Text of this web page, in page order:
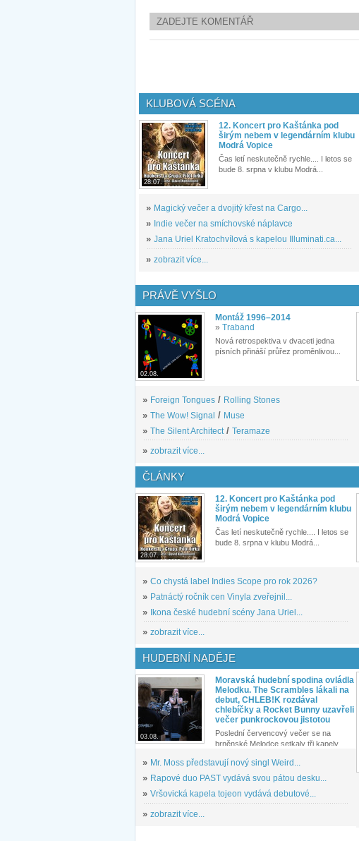
ZADEJTE KOMENTÁŘ
KLUBOVÁ SCÉNA
28.07.
12. Koncert pro Kaštánka pod
širým nebem v legendárním klubu
Modrá Vopice
Čas letí neskutečně rychle.... I letos se
bude 8. srpna v klubu Modrá...
» Magický večer a dvojitý křest na Cargo...
» Indie večer na smíchovské náplavce
» Jana Uriel Kratochvílová s kapelou Illuminati.ca...
» zobrazit více...
PRÁVĚ VYŠLO
02.08.
Montáž 1996–2014
» Traband
Nová retrospektiva v dvaceti jedna
písních přináší průřez proměnlivou...
» Foreign Tongues / Rolling Stones
» The Wow! Signal / Muse
» The Silent Architect / Teramaze
» zobrazit více...
ČLÁNKY
28.07.
12. Koncert pro Kaštánka pod
širým nebem v legendárním klubu
Modrá Vopice
Čas letí neskutečně rychle.... I letos se
bude 8. srpna v klubu Modrá...
» Co chystá label Indies Scope pro rok 2026?
» Patnáctý ročník cen Vinyla zveřejnil...
»
Ikona české hudební scény Jana Uriel...
» zobrazit více...
HUDEBNÍ NADĚJE
03.08.
Moravská hudební spodina ovládla
Melodku. The Scrambles lákali na
debut, CHLEB!K rozdával
chlebíčky a Rocket Bunny uzavřeli
večer punkrockovou jistotou
Poslední červencový večer se na
brněnské Melodce setkaly tři kapely...
» Mr. Moss představují nový singl Weird...
» Rapové duo PAST vydává svou pátou desku...
» Vršovická kapela tojeon vydává debutové...
» zobrazit více...